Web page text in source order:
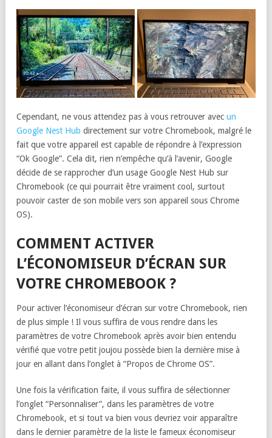
Cependant, ne vous attendez pas à vous retrouver avec un
Google Nest Hub directement sur votre Chromebook, malgré le
fait que votre appareil est capable de répondre à l’expression
“Ok Google”. Cela dit, rien n’empêche qu’à l’avenir, Google
décide de se rapprocher d’un usage Google Nest Hub sur
Chromebook (ce qui pourrait être vraiment cool, surtout
pouvoir caster de son mobile vers son appareil sous Chrome
OS).
COMMENT ACTIVER
L’ÉCONOMISEUR D’ÉCRAN SUR
VOTRE CHROMEBOOK ?
Pour activer l’économiseur d’écran sur votre Chromebook, rien
de plus simple ! Il vous suffira de vous rendre dans les
paramètres de votre Chromebook après avoir bien entendu
vérifié que votre petit joujou possède bien la dernière mise à
jour en allant dans l’onglet à “Propos de Chrome OS”.
Une fois la vérification faite, il vous suffira de sélectionner
l’onglet “Personnaliser”, dans les paramètres de votre
Chromebook, et si tout va bien vous devriez voir apparaître
dans le dernier paramètre de la liste le fameux économiseur